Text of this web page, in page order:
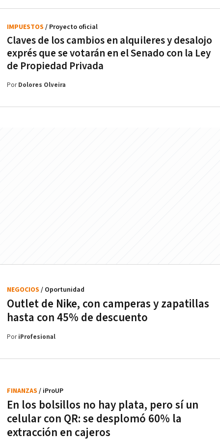
Claves de los cambios en alquileres y desalojo
exprés que se votarán en el Senado con la Ley
de Propiedad Privada
IMPUESTOS / Proyecto oficial
PorDolores Olveira
Outlet de Nike, con camperas y zapatillas
hasta con 45% de descuento
NEGOCIOS / Oportunidad
PoriProfesional
En los bolsillos no hay plata, pero sí un
celular con QR: se desplomó 60% la
extracción en cajeros
FINANZAS / iProUP